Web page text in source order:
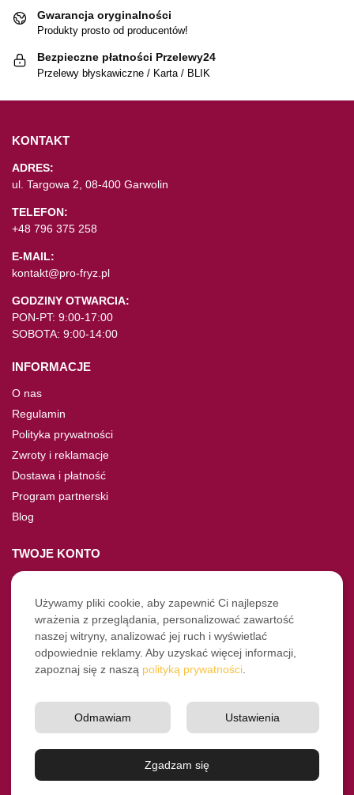
Gwarancja oryginalności
Produkty prosto od producentów!
Bezpieczne płatności Przelewy24
Przelewy błyskawiczne / Karta / BLIK
KONTAKT
ADRES:
ul. Targowa 2, 08-400 Garwolin
TELEFON:
+48 796 375 258
E-MAIL:
kontakt@pro-fryz.pl
GODZINY OTWARCIA:
PON-PT: 9:00-17:00
SOBOTA: 9:00-14:00
INFORMACJE
O nas
Regulamin
Polityka prywatności
Zwroty i reklamacje
Dostawa i płatność
Program partnerski
Blog
TWOJE KONTO
Moje konto
Nie pamiętasz hasła?
Twoje zamówienia
NASZE SOCIALE
Instagram
YouTube
© Pro-Fryz.pl 2021-2026
Używamy pliki cookie, aby zapewnić Ci najlepsze
wrażenia z przeglądania, personalizować zawartość
naszej witryny, analizować jej ruch i wyświetlać
odpowiednie reklamy. Aby uzyskać więcej informacji,
zapoznaj się z naszą polityką prywatności
Zgadzam się
Ustawienia
Odmawiam